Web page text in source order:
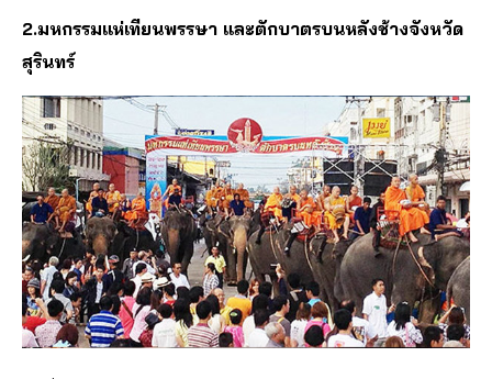
2.มหกรรมแห่เทียนพรรษา และตักบาตรบนหลังช้างจังหวัด
สุรินทร์